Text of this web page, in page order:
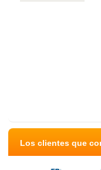
Los clientes que